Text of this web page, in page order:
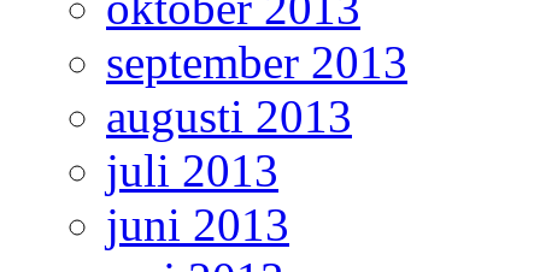
september 2013
augusti 2013
juli 2013
juni 2013